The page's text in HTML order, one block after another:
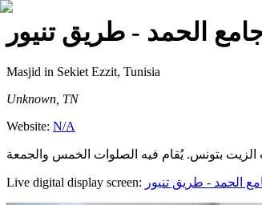
الحمد - طريق تنيور
Masjid in Sekiet Ezzit, Tunisia
Unknown, TN
Website: N/A
Live digital display screen: الحمد - طريق تنيور